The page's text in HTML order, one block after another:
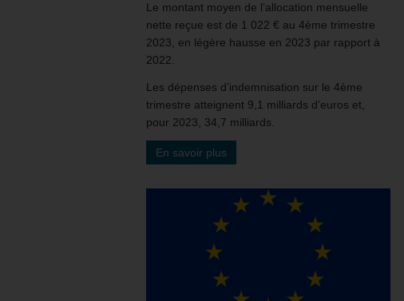
Le montant moyen de l’allocation mensuelle
nette reçue est de 1 022 € au 4ème trimestre
2023, en légère hausse en 2023 par rapport à
2022.
Les dépenses d’indemnisation sur le 4ème
trimestre atteignent 9,1 milliards d’euros et,
pour 2023, 34,7 milliards.
En savoir plus